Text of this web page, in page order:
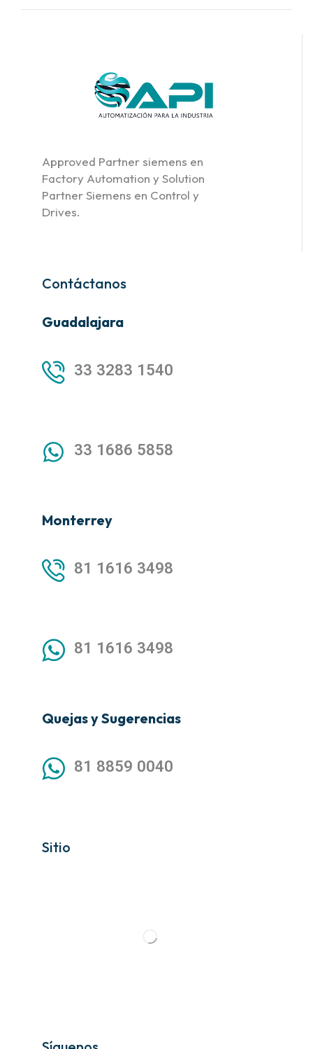
Approved Partner siemens en
Factory Automation y Solution
Partner Siemens en Control y
Drives.
Contáctanos
Guadalajara
33 3283 1540
33 1686 5858
Monterrey
81 1616 3498
81 1616 3498
Quejas y Sugerencias
81 8859 0040
Sitio